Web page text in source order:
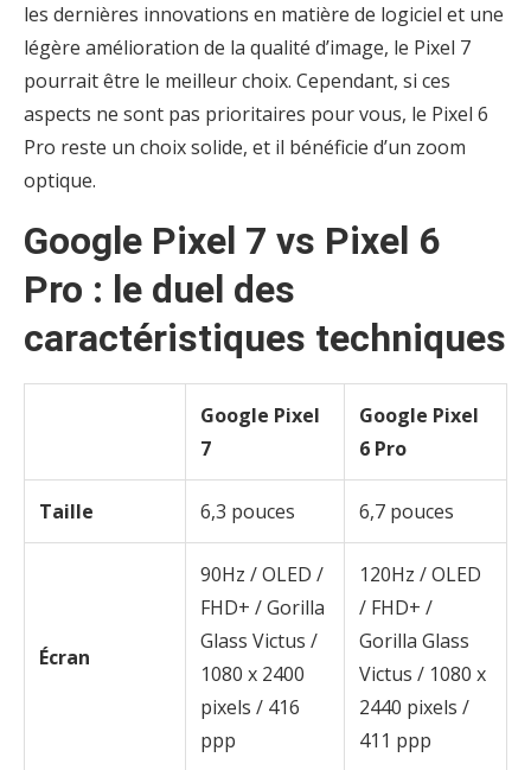
les dernières innovations en matière de logiciel et une
légère amélioration de la qualité d’image, le Pixel 7
pourrait être le meilleur choix. Cependant, si ces
aspects ne sont pas prioritaires pour vous, le Pixel 6
Pro reste un choix solide, et il bénéficie d’un zoom
optique.
Google Pixel 7 vs Pixel 6
Pro : le duel des
caractéristiques techniques
Google Pixel
7
Google Pixel
6 Pro
Taille 6,3 pouces 6,7 pouces
Écran
90Hz / OLED /
FHD+ / Gorilla
Glass Victus /
1080 x 2400
pixels / 416
ppp
120Hz / OLED
/ FHD+ /
Gorilla Glass
Victus / 1080 x
2440 pixels /
411 ppp